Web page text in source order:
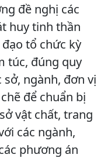
đề nghị các
huy tinh thần
tổ chức kỳ
túc, đúng quy
sở, ngành, đơn vị
để chuẩn bị
vật chất, trang
các ngành,
phương án